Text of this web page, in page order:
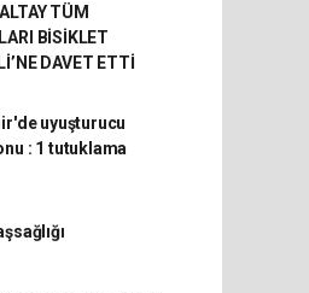
TÜM
BİSİKLET
DAVET ETTİ
uyuşturucu
: 1 tutuklama